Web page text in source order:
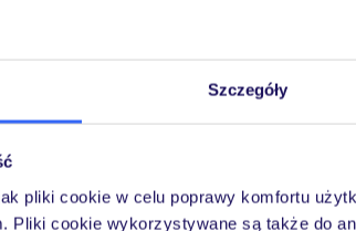
Szczegóły
pliki cookie w celu poprawy komfortu
Pliki cookie wykorzystywane są także do
Dlaczego warto wybrać